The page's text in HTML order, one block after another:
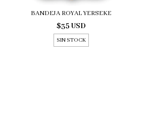
BANDEJA ROYAL YERSEKE
$35 USD
SIN STOCK